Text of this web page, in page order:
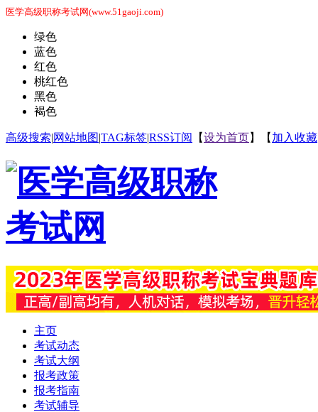
医学高级职称考试网(www.51gaoji.com)
绿色
蓝色
红色
桃红色
黑色
褐色
高级搜索|网站地图|TAG标签|RSS订阅 【设为首页】【 加入收藏
主页
考试动态
考试大纲
报考政策
报考指南
考试辅导